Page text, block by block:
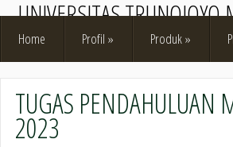
UNIVERSITAS TRUNOJOYO
Home Profil » Produk»
TUGAS PENDAHULUAN
2023